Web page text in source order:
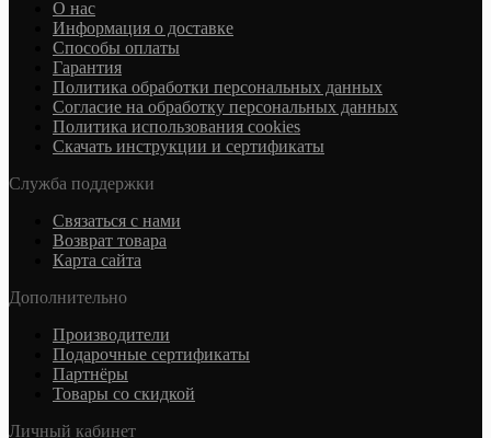
О нас
Информация о доставке
Cпособы оплаты
Гарантия
Политика обработки персональных данных
Согласие на обработку персональных данных
Политика использования cookies
Скачать инструкции и сертификаты
Служба поддержки
Связаться с нами
Возврат товара
Карта сайта
Дополнительно
Производители
Подарочные сертификаты
Партнёры
Товары со скидкой
Личный кабинет